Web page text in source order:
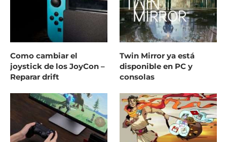
Como cambiar el
joystick de los JoyCon –
Reparar drift
Twin Mirror ya está
disponible en PC y
consolas